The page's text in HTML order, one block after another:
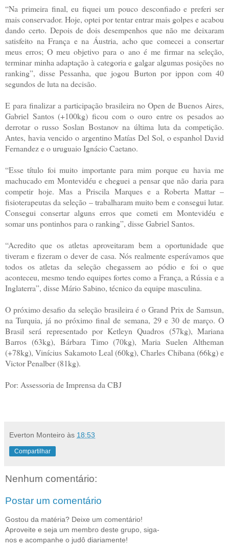
“Na primeira final, eu fiquei um pouco desconfiado e preferi ser
mais conservador. Hoje, optei por tentar entrar mais golpes e acabou
dando certo. Depois de dois desempenhos que não me deixaram
satisfeito na França e na Áustria, acho que comecei a consertar
meus erros; O meu objetivo para o ano é me firmar na seleção,
terminar minha adaptação à categoria e galgar algumas posições no
ranking”, disse Pessanha, que jogou Burton por ippon com 40
segundos de luta na decisão.
E para finalizar a participação brasileira no Open de Buenos Aires,
Gabriel Santos (+100kg) ficou com o ouro entre os pesados ao
derrotar o russo Soslan Bostanov na última luta da competição.
Antes, havia vencido o argentino Matías Del Sol, o espanhol David
Fernandez e o uruguaio Ignácio Caetano.
“Esse título foi muito importante para mim porque eu havia me
machucado em Montevidéu e cheguei a pensar que não daria para
competir hoje. Mas a Priscila Marques e a Roberta Mattar –
fisioterapeutas da seleção – trabalharam muito bem e consegui lutar.
Consegui consertar alguns erros que cometi em Montevidéu e
somar uns pontinhos para o ranking”, disse Gabriel Santos.
“Acredito que os atletas aproveitaram bem a oportunidade que
tiveram e fizeram o dever de casa. Nós realmente esperávamos que
todos os atletas da seleção chegassem ao pódio e foi o que
aconteceu, mesmo tendo equipes fortes como a França, a Rússia e a
Inglaterra”, disse Mário Sabino, técnico da equipe masculina.
O próximo desafio da seleção brasileira é o Grand Prix de Samsun,
na Turquia, já no próximo final de semana, 29 e 30 de março. O
Brasil será representado por Ketleyn Quadros (57kg), Mariana
Barros (63kg), Bárbara Timo (70kg), Maria Suelen Altheman
(+78kg), Vinícius Sakamoto Leal (60kg), Charles Chibana (66kg) e
Victor Penalber (81kg).
Por: Assessoria de Imprensa da CBJ
Everton Monteiro às 18:53
Compartilhar
Nenhum comentário:
Postar um comentário
Gostou da matéria? Deixe um comentário!
Aproveite e seja um membro deste grupo, siga-
nos e acompanhe o judô diariamente!